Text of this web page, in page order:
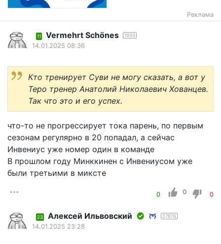
Реклама
11 Vermehrt Schönes 1933
14.01.2025 08:36
Кто тренирует Суви не могу сказать, а вот у
Теро тренер Анатолий Николаевич Хованцев.
Так что это и его успех.
что-то не прогрессирует тока парень, по первым
сезонам регулярно в 20 попадал, а сейчас
Инвениус уже номер один в команде
В прошлом году Минккинен с Инвениусом уже
были третьими в миксте
0 0 0
23 Алексей Ильвовский 27876
14.01.2025 23:28